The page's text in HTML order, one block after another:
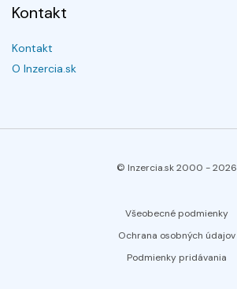
Kontakt
Kontakt
O Inzercia.sk
© Inzercia.sk 2000 -2026
Všeobecné podmienky
Ochrana osobných údajov
Podmienky pridávania